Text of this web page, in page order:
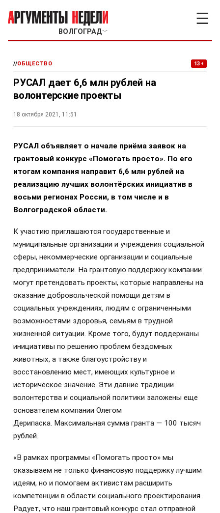
ВОЛГОГРАД﹀
☰
//ОБЩЕСТВО 13+
РУСАЛ дает 6,6 млн рублей на
волонтерские проекты
18 октября 2021, 11:51
РУСАЛ объявляет о начале приёма заявок на
грантовый конкурс «Помогать просто». По его
итогам компания направит 6,6 млн рублей на
реализацию лучших волонтёрских инициатив в
восьми регионах России, в том числе и в
Волгоградской области.
К участию приглашаются государственные и
муниципальные организации и учреждения социальной
сферы, некоммерческие организации и социальные
предприниматели. На грантовую поддержку компании
могут претендовать проекты, которые направлены на
оказание добровольческой помощи детям в
социальных учреждениях, людям с ограниченными
возможностями здоровья, семьям в трудной
жизненной ситуации. Кроме того, будут поддержаны
инициативы по решению проблем бездомных
животных, а также благоустройству и
восстановлению мест, имеющих культурное и
историческое значение. Эти давние традиции
волонтерства и социальной политики заложены еще
основателем компании Олегом
Дерипаска. Максимальная сумма гранта — 100 тысяч
рублей.
«В рамках программы «Помогать просто» мы
оказываем не только финансовую поддержку лучшим
идеям, но и помогаем активистам расширить
компетенции в области социального проектирования.
Радует, что наш грантовый конкурс стал отправной